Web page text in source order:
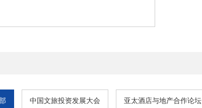
中国文旅投资发展大会 亚太酒店与地产合作论坛